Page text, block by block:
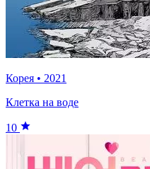
Корея • 2021
Клетка на воде
10